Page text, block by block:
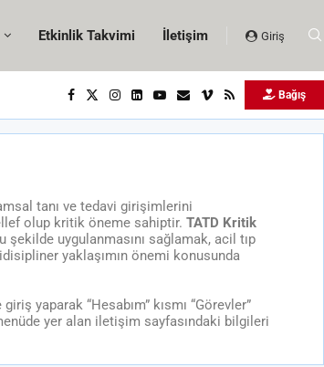
Etkinlik Takvimi İletişim Giriş
Bağış
tanı ve tedavi girişimlerini
olup kritik öneme sahiptir. TATD Kritik
uygulanmasını sağlamak, acil tıp
yaklaşımın önemi konusunda
yaparak “Hesabım” kısmı “Görevler”
yer alan iletişim sayfasındaki bilgileri